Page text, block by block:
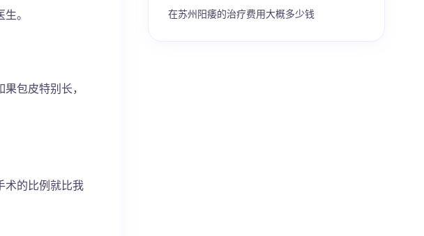
。
包皮特别长，
术的比例就比我
在苏州阳痿的治疗费用大概多少钱